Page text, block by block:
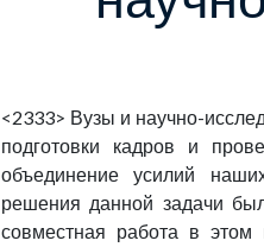
<2333> Вузы и научно-
подготовки кадров и
объединение усилий
решения данной задачи
совместная работа в